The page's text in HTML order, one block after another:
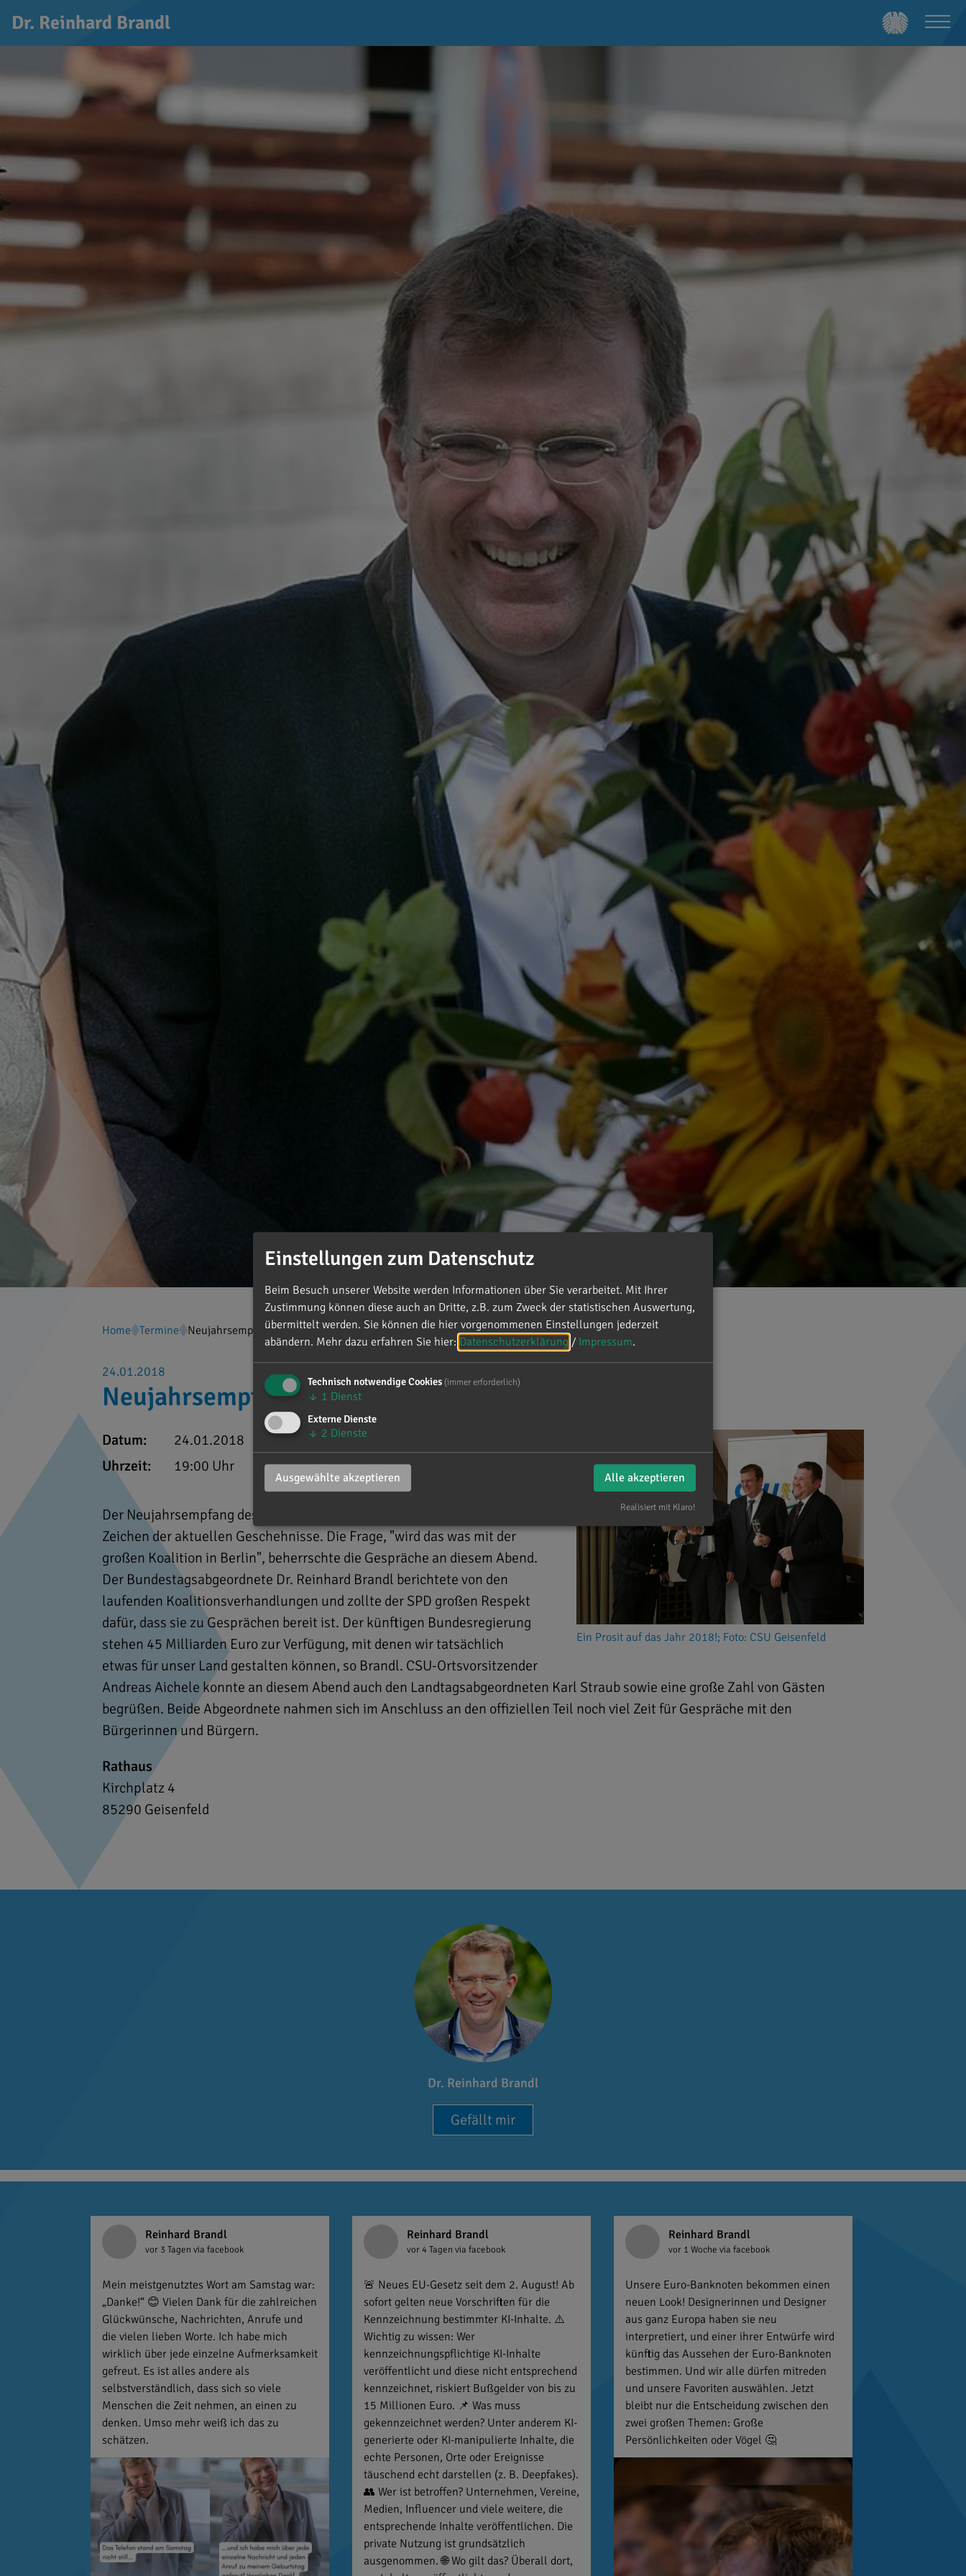
Dr. Reinhard Brandl
Home Termine Neujahrsempfang CSU-Ortsverband Geisenfeld
24.01.2018
Neujahrsempfang CSU-Ortsverband Geisenfeld
Ein Prosit auf das Jahr 2018!; Foto: CSU Geisenfeld
Datum:
24.01.2018
Uhrzeit:
19:00 Uhr
Der Neujahrsempfang des CSU-Ortsverbandes Geisenfeld stand ganz im
Zeichen der aktuellen Geschehnisse. Die Frage, "wird das was mit der
großen Koalition in Berlin", beherrschte die Gespräche an diesem Abend.
Der Bundestagsabgeordnete Dr. Reinhard Brandl berichtete von den
laufenden Koalitionsverhandlungen und zollte der SPD großen Respekt
dafür, dass sie zu Gesprächen bereit ist. Der künftigen Bundesregierung
stehen 45 Milliarden Euro zur Verfügung, mit denen wir tatsächlich
etwas für unser Land gestalten können, so Brandl. CSU-Ortsvorsitzender
Andreas Aichele konnte an diesem Abend auch den Landtagsabgeordneten Karl Straub sowie eine große Zahl von Gästen
begrüßen. Beide Abgeordnete nahmen sich im Anschluss an den offiziellen Teil noch viel Zeit für Gespräche mit den
Bürgerinnen und Bürgern.
Rathaus
Kirchplatz 4
85290 Geisenfeld
Dr. Reinhard Brandl
Gefällt mir
Reinhard Brandl
vor 3 Tagen via facebook
Mein meistgenutztes Wort am Samstag war:
„Danke!“ 😊 Vielen Dank für die zahlreichen
Glückwünsche, Nachrichten, Anrufe und
die vielen lieben Worte. Ich habe mich
wirklich über jede einzelne Aufmerksamkeit
gefreut. Es ist alles andere als
selbstverständlich, dass sich so viele
Menschen die Zeit nehmen, an einen zu
denken. Umso mehr weiß ich das zu
schätzen.
Reinhard Brandl
vor 4 Tagen via facebook
🚨 Neues EU-Gesetz seit dem 2. August! Ab
sofort gelten neue Vorschriften für die
Kennzeichnung bestimmter KI-Inhalte. ⚠️
Wichtig zu wissen: Wer
kennzeichnungspflichtige KI-Inhalte
veröffentlicht und diese nicht entsprechend
kennzeichnet, riskiert Bußgelder von bis zu
15 Millionen Euro. 📌 Was muss
gekennzeichnet werden? Unter anderem KI-
generierte oder KI-manipulierte Inhalte, die
echte Personen, Orte oder Ereignisse
täuschend echt darstellen (z. B. Deepfakes).
👥 Wer ist betroffen? Unternehmen, Vereine,
Medien, Influencer und viele weitere, die
entsprechende Inhalte veröffentlichen. Die
private Nutzung ist grundsätzlich
ausgenommen. 🌐 Wo gilt das? Überall dort,
Reinhard Brandl
vor 1 Woche via facebook
Unsere Euro-Banknoten bekommen einen
neuen Look! Designerinnen und Designer
aus ganz Europa haben sie neu
interpretiert, und einer ihrer Entwürfe wird
künftig das Aussehen der Euro-Banknoten
bestimmen. Und wir alle dürfen mitreden
und unsere Favoriten auswählen. Jetzt
bleibt nur die Entscheidung zwischen den
zwei großen Themen: Große
Persönlichkeiten oder Vögel 🤔
Einstellungen zum Datenschutz
Beim Besuch unserer Website werden Informationen über Sie verarbeitet. Mit Ihrer
Zustimmung können diese auch an Dritte, z.B. zum Zweck der statistischen Auswertung,
übermittelt werden. Sie können die hier vorgenommenen Einstellungen jederzeit
abändern. Mehr dazu erfahren Sie hier: Datenschutzerklärung / Impressum.
Technisch notwendige Cookies (immer erforderlich)
↓ 1 Dienst
Externe Dienste
↓ 2 Dienste
Ausgewählte akzeptieren Alle akzeptieren
Realisiert mit Klaro!